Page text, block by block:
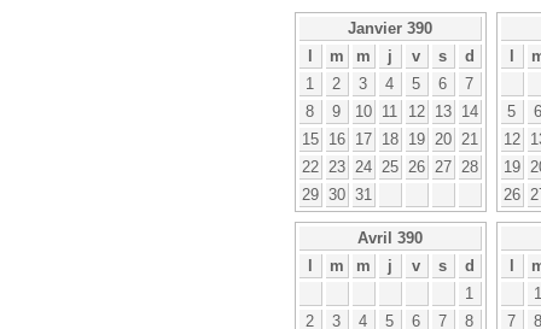
Janvier 390
l
m m j v s
d
1
2 3 4 5 6
7
8
9 10 11 12 13
14
15
16 17 18 19 20
21
22
23 24 25 26 27
28
29 30 31
l
5
6
12
19
26
Avril 390
l
m m j v s
d
1
2
3 4 5 6 7
8
l
1
7
8